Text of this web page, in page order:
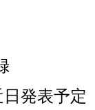
発表予定